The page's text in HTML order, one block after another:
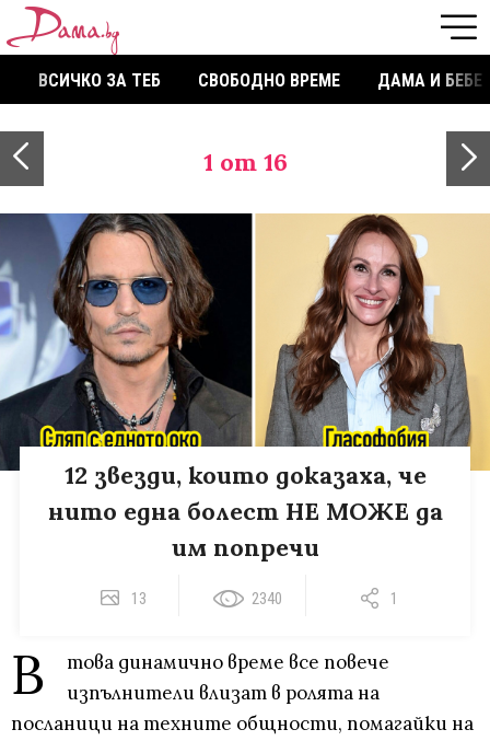
ВСИЧКО ЗА ТЕБ СВОБОДНО ВРЕМЕ ДАМА И БЕБЕ
1 от 16
12 звезди, които доказаха, че
нито една болест НЕ МОЖЕ да
им попречи
13 2340 1
В
това динамично време все повече
изпълнители влизат в ролята на
посланици на техните общности, помагайки на